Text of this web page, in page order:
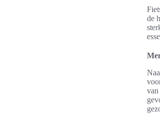
de
van